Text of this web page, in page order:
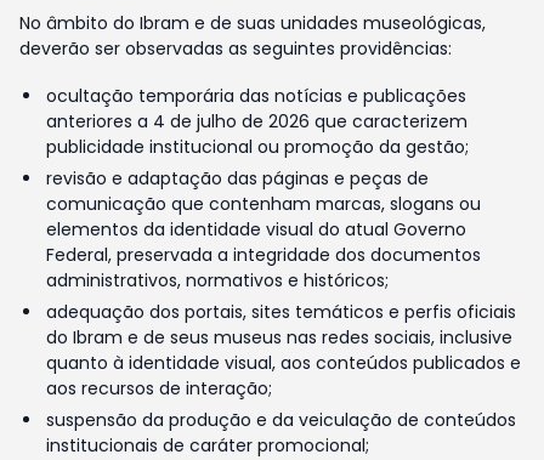
No âmbito do Ibram e de suas unidades museológicas,
deverão ser observadas as seguintes providências:
ocultação temporária das notícias e publicações
anteriores a 4 de julho de 2026 que caracterizem
publicidade institucional ou promoção da gestão;
revisão e adaptação das páginas e peças de
comunicação que contenham marcas, slogans ou
elementos da identidade visual do atual Governo
Federal, preservada a integridade dos documentos
administrativos, normativos e históricos;
adequação dos portais, sites temáticos e perfis oficiais
do Ibram e de seus museus nas redes sociais, inclusive
quanto à identidade visual, aos conteúdos publicados e
aos recursos de interação;
suspensão da produção e da veiculação de conteúdos
institucionais de caráter promocional;